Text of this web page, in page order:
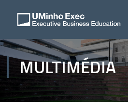
MULTIMÉDIA